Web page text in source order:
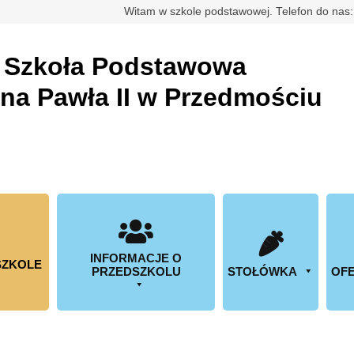
Witam w szkole podstawowej. Telefon do
Szkoła Podstawowa
Pawła II w Przedmościu
INFORMACJE O
PRZEDSZKOLU
STOŁÓWKA